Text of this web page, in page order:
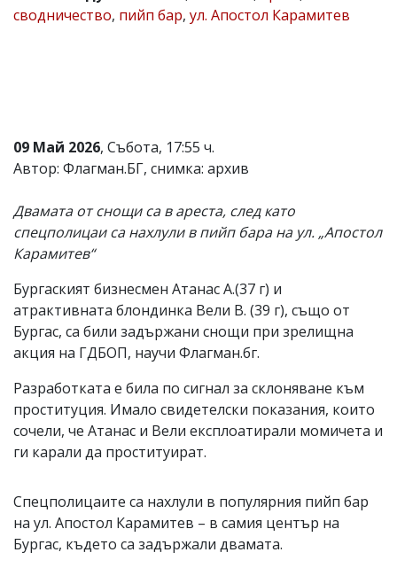
Коментарите
редакцията
не
носи
за
тях!
Ако
откриете
за
вас
коментар,
моля
сигнализирайте
сводничество, пийп бар, ул. Апостол Карамитев
09 Май 2026, Събота, 17:55 ч.
Автор: Флагман.БГ, снимка: архив
Двамата от снощи са в ареста, след като
спецполицаи са нахлули в пийп бара на ул. „Апостол
Карамитев“
Бургаският бизнесмен Атанас А.(37 г) и
атрактивната блондинка Вели В. (39 г), също от
Бургас, са били задържани снощи при зрелищна
акция на ГДБОП, научи Флагман.бг.
Разработката е била по сигнал за склоняване към
проституция. Имало свидетелски показания, които
сочели, че Атанас и Вели експлоатирали момичета и
ги карали да проституират.
Спецполицаите са нахлули в популярния пийп бар
на ул. Апостол Карамитев – в самия център на
Бургас, където са задържали двамата.